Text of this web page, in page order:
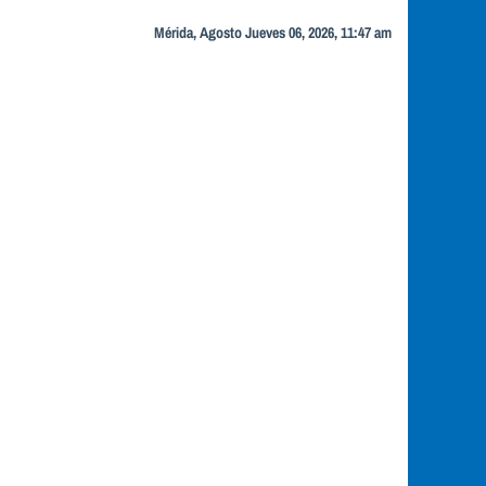
Mérida, Agosto Jueves 06, 2026, 11:47 am